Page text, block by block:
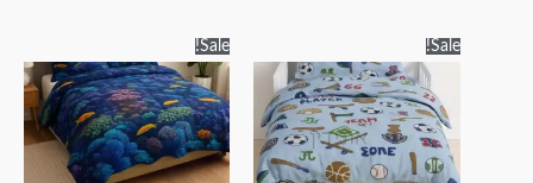
Sale!
מחירים:
⁦₪25.00⁩
עד
⁦₪130.00⁩
זה
יש
מספר
סוגים.
Sale!
מחירים:
⁦₪35.00⁩
עד
⁦₪180.00⁩
זה
יש
מספר
סוגים.